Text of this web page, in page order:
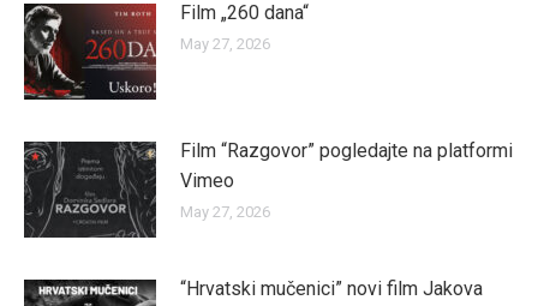
Film „260 dana“
May 27, 2026
Film “Razgovor” pogledajte na platformi
Vimeo
May 27, 2026
“Hrvatski mučenici” novi film Jakova